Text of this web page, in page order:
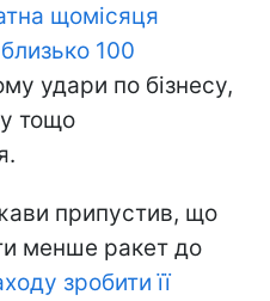
щомісяця
100
удари по бізнесу,
тощо
припустив, що
менше ракет до
зробити її